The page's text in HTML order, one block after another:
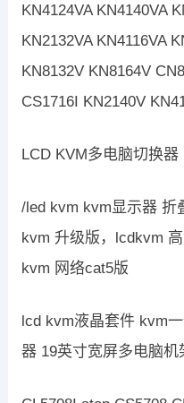
KN4124VA KN4140VA
KN2132VA KN4116VA
KN8132V KN8164V
CS1716I KN2140V
LCD KVM多电脑切换器
/led kvm kvm显示器 折
kvm 升级版，lcdkvm
kvm 网络cat5版
lcd kvm液晶套件 kvm
器 19英寸宽屏多电脑机